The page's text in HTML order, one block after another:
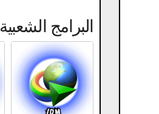
البرامج الشعبية